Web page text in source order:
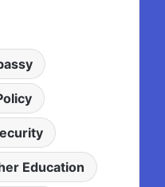
Education